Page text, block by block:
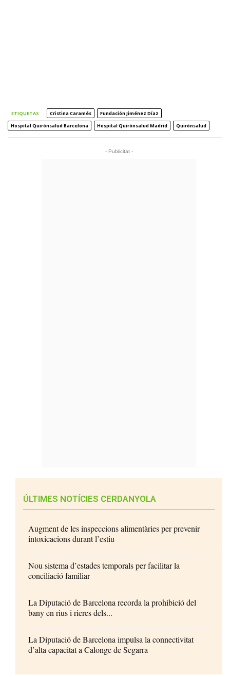
ETIQUETAS Cristina Caramés
Fundación Jiménez Díaz
Hospital Quirónsalud Barcelona
Hospital Quirónsalud Madrid Quirónsalud
- Publicitat -
ÚLTIMES NOTÍCIES CERDANYOLA
Augment de les inspeccions alimentàries per prevenir
intoxicacions durant l’estiu
Nou sistema d’estades temporals per facilitar la
conciliació familiar
La Diputació de Barcelona recorda la prohibició del
bany en rius i rieres dels...
La Diputació de Barcelona impulsa la connectivitat
d’alta capacitat a Calonge de Segarra